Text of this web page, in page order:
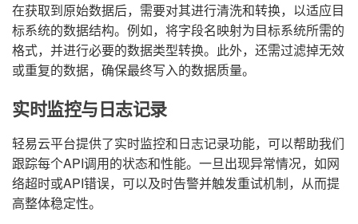
在获取到原始数据后，需要对其进行清洗和转换，以适应目
标系统的数据结构。例如，将字段名映射为目标系统所需的
格式，并进行必要的数据类型转换。此外，还需过滤掉无效
或重复的数据，确保最终写入的数据质量。
实时监控与日志记录
轻易云平台提供了实时监控和日志记录功能，可以帮助我们
跟踪每个API调用的状态和性能。一旦出现异常情况，如网
络超时或API错误，可以及时告警并触发重试机制，从而提
高整体稳定性。